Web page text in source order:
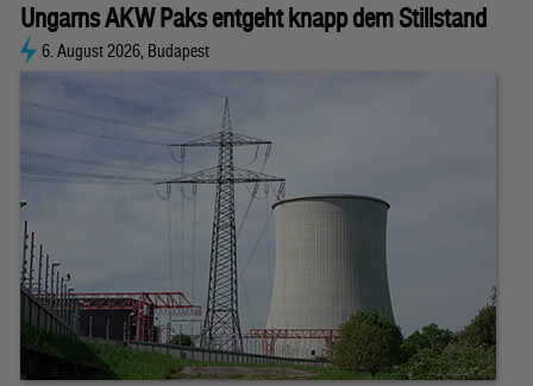
Ungarns AKW Paks entgeht knapp dem Stillstand
6. August 2026, Budapest